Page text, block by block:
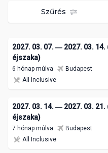
Szűrés
2027. 03. 07. ― 2027. 03. 14.
éjszaka)
6 hónap múlva
Budapest
All Inclusive
2027. 03. 14. ― 2027. 03. 21.
éjszaka)
7 hónap múlva
Budapest
All Inclusive